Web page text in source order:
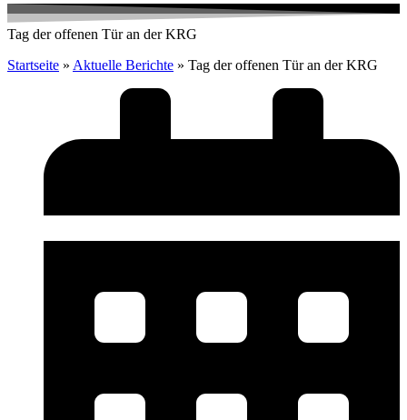
Tag der offenen Tür an der KRG
Startseite » Aktuelle Berichte » Tag der offenen Tür an der KRG